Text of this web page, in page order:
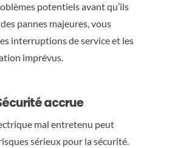
potentiels avant qu’ils
pannes majeures, vous
interruptions de service et les
imprévus.
accrue
mal entretenu peut
sérieux pour la sécurité.